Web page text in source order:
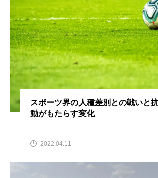
スポーツ界の人種差別との戦いと
動がもたらす変化
2022.04.11